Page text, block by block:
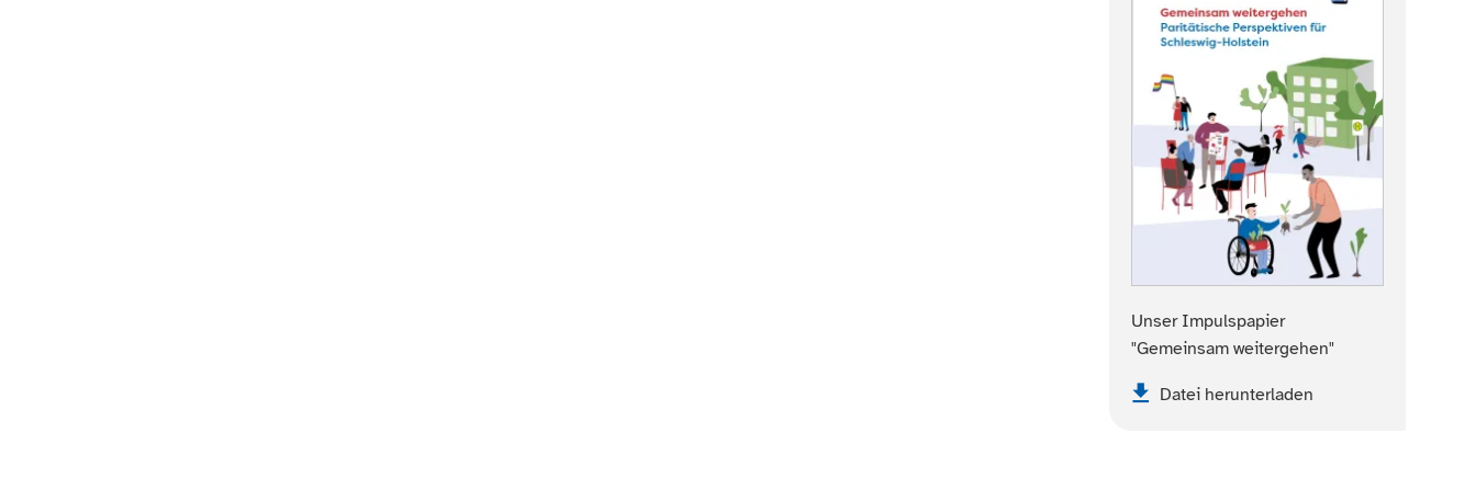
Unser Impulspapier
"Gemeinsam weitergehen"
Datei herunterladen